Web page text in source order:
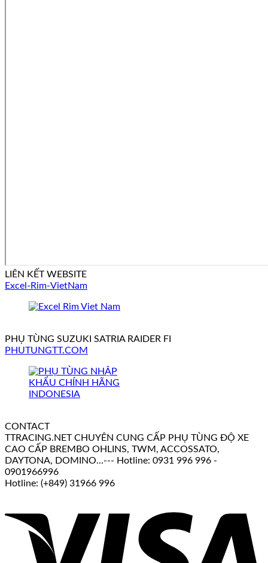
LIÊN KẾT WEBSITE
Excel-Rim-VietNam
PHỤ TÙNG SUZUKI SATRIA RAIDER FI
PHUTUNGTT.COM
CONTACT
TTRACING.NET CHUYÊN CUNG CẤP PHỤ TÙNG ĐỘ XE
CAO CẤP BREMBO OHLINS, TWM, ACCOSSATO,
DAYTONA, DOMINO...--- Hotline: 0931 996 996 -
0901966996
Hotline: (+849) 31966 996